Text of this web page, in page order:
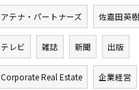
アテナ・パートナーズ 佐嘉田英樹
テレビ 雑誌 新聞 出版
Corporate Real Estate 企業経営